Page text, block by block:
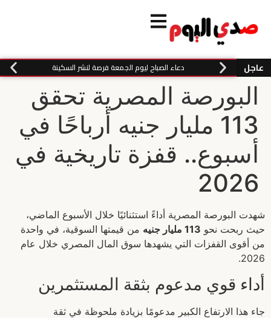
عاجل دعاء الصباح ليوم الجمعة فرصة لنشر السكينة
البورصة المصرية تحقق
113 مليار جنيه أرباحًا في
أسبوع.. قفزة تاريخية في
2026
شهدت البورصة المصرية أداءً استثنائيًا خلال الأسبوع الماضي،
حيث ربحت نحو 113 مليار جنيه
من قيمتها السوقية، في واحدة
من أقوى القفزات التي يشهدها سوق المال المصري خلال عام
2026.
أداء قوي مدعوم بثقة المستثمرين
جاء هذا الارتفاع الكبير مدعومًا بزيادة ملحوظة في ثقة